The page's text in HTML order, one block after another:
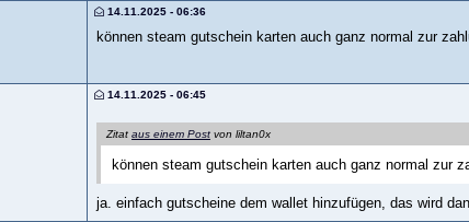
14.11.2025 - 06:36
können steam gutschein karten auch ganz normal zur
14.11.2025 - 06:45
Zitat aus einem Post von liltan0x
können steam gutschein karten auch ganz normal zur
ja. einfach gutscheine dem wallet hinzufügen, das wird